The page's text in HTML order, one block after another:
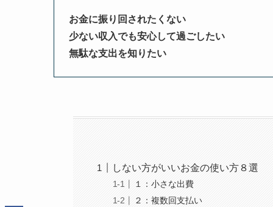
お金に振り回されたくない
少ない収入でも安心して過ごしたい
無駄な支出を知りたい
しない方がいいお金の使い方８選
１：小さな出費
２：複数回支払い